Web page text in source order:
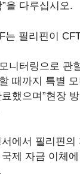
을 다루십시오.
는 필리핀이
니터링으로 관
때까지 특별
했으며”현장
에서 필리핀
제 자금 이체